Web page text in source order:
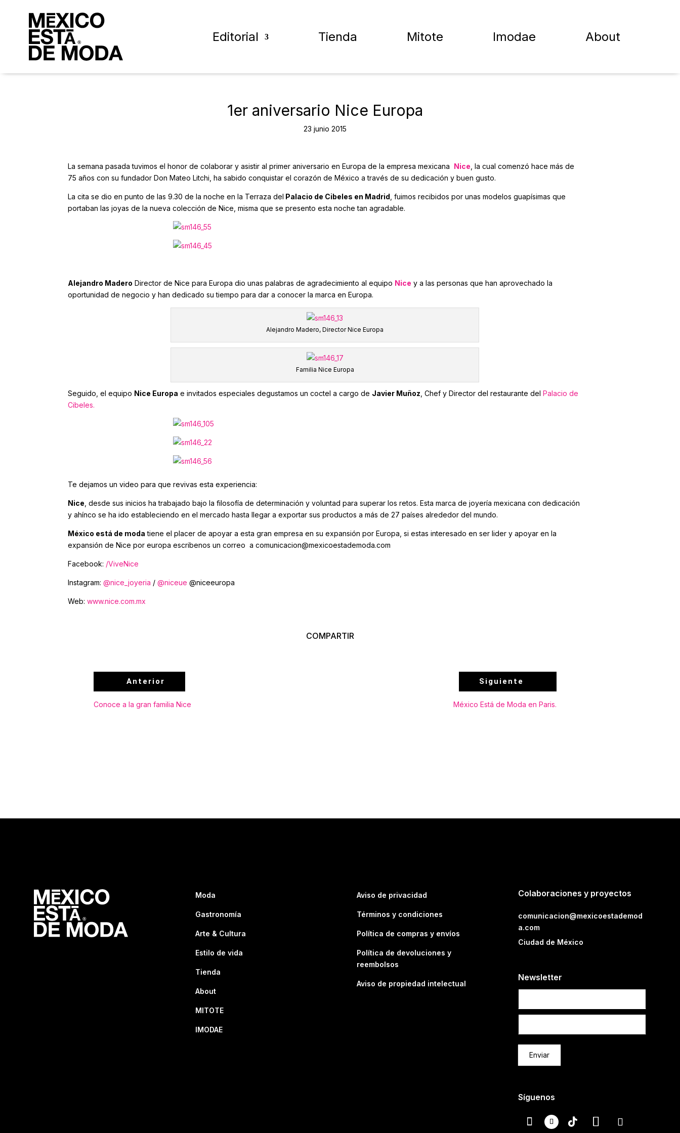
Editorial Tienda Mitote Imodae About
1er aniversario Nice Europa
23 junio 2015
La semana pasada tuvimos el honor de colaborar y asistir al primer aniversario en Europa de la empresa mexicana Nice , la cual comenzó hace más de
75 años con su fundador Don Mateo Litchi, ha sabido conquistar el corazón de México a través de su dedicación y buen gusto.
La cita se dio en punto de las 9.30 de la noche en la Terraza del Palacio de Cibeles en Madrid , fuimos recibidos por unas modelos guapísimas que
portaban las joyas de la nueva colección de Nice, misma que se presento esta noche tan agradable.
Alejandro Madero Director de Nice para Europa dio unas palabras de agradecimiento al equipo Nice y a las personas que han aprovechado la
oportunidad de negocio y han dedicado su tiempo para dar a conocer la marca en Europa.
Alejandro Madero, Director Nice Europa
Familia Nice Europa
Seguido, el equipo Nice Europa e invitados especiales degustamos un coctel a cargo de Javier Muñoz , Chef y Director del restaurante delPalacio de
Cibeles.
Te dejamos un video para que revivas esta experiencia:
Nice , desde sus inicios ha trabajado bajo la filosofía de determinación y voluntad para superar los retos. Esta marca de joyería mexicana con dedicación
y ahínco se ha ido estableciendo en el mercado hasta llegar a exportar sus productos a más de 27 países alrededor del mundo.
México está de moda tiene el placer de apoyar a esta gran empresa en su expansión por Europa, si estas interesado en ser lider y apoyar en la
expansión de Nice por europa escribenos un correo a comunicacion@mexicoestademoda.com
Facebook: /ViveNice
Instagram:@nice_joyeria /@niceue @niceeuropa
Web:www.nice.com.mx
COMPARTIR
Anterior
Conoce a la gran familia Nice
Siguiente
México Está de Moda en Paris.
Moda
Gastronomía
Arte & Cultura
Estilo de vida
Tienda
About
MITOTE
IMODAE
Aviso de privacidad
Términos y condiciones
Política de compras y envíos
Política de devoluciones y
reembolsos
Aviso de propiedad intelectual
Colaboraciones y proyectos
comunicacion@mexicoestademod
a.com
Ciudad de México
Newsletter
Enviar
Síguenos